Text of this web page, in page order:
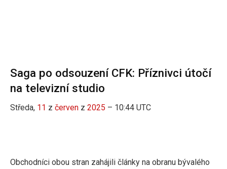
Saga po odsouzení CFK: Příznivci útočí
na televizní studio
Středa, 11 z červen z 2025 – 10:44 UTC
Obchodníci obou stran zahájili články na obranu bývalého